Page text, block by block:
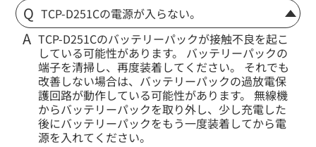
※マイク部分は防沫仕様
EK-505W
タイピンマイク&イヤホン
TCP-D251Cの電源が入らない。
TCP-D251Cのバッテリーパックが接触不良を起こ
している可能性があります。 バッテリーパックの
端子を清掃し、再度装着してください。 それでも
改善しない場合は、バッテリーパックの過放電保
護回路が動作している可能性があります。 無線機
からバッテリーパックを取り外し、少し充電した
後にバッテリーパックをもう一度装着してから電
源を入れてください。